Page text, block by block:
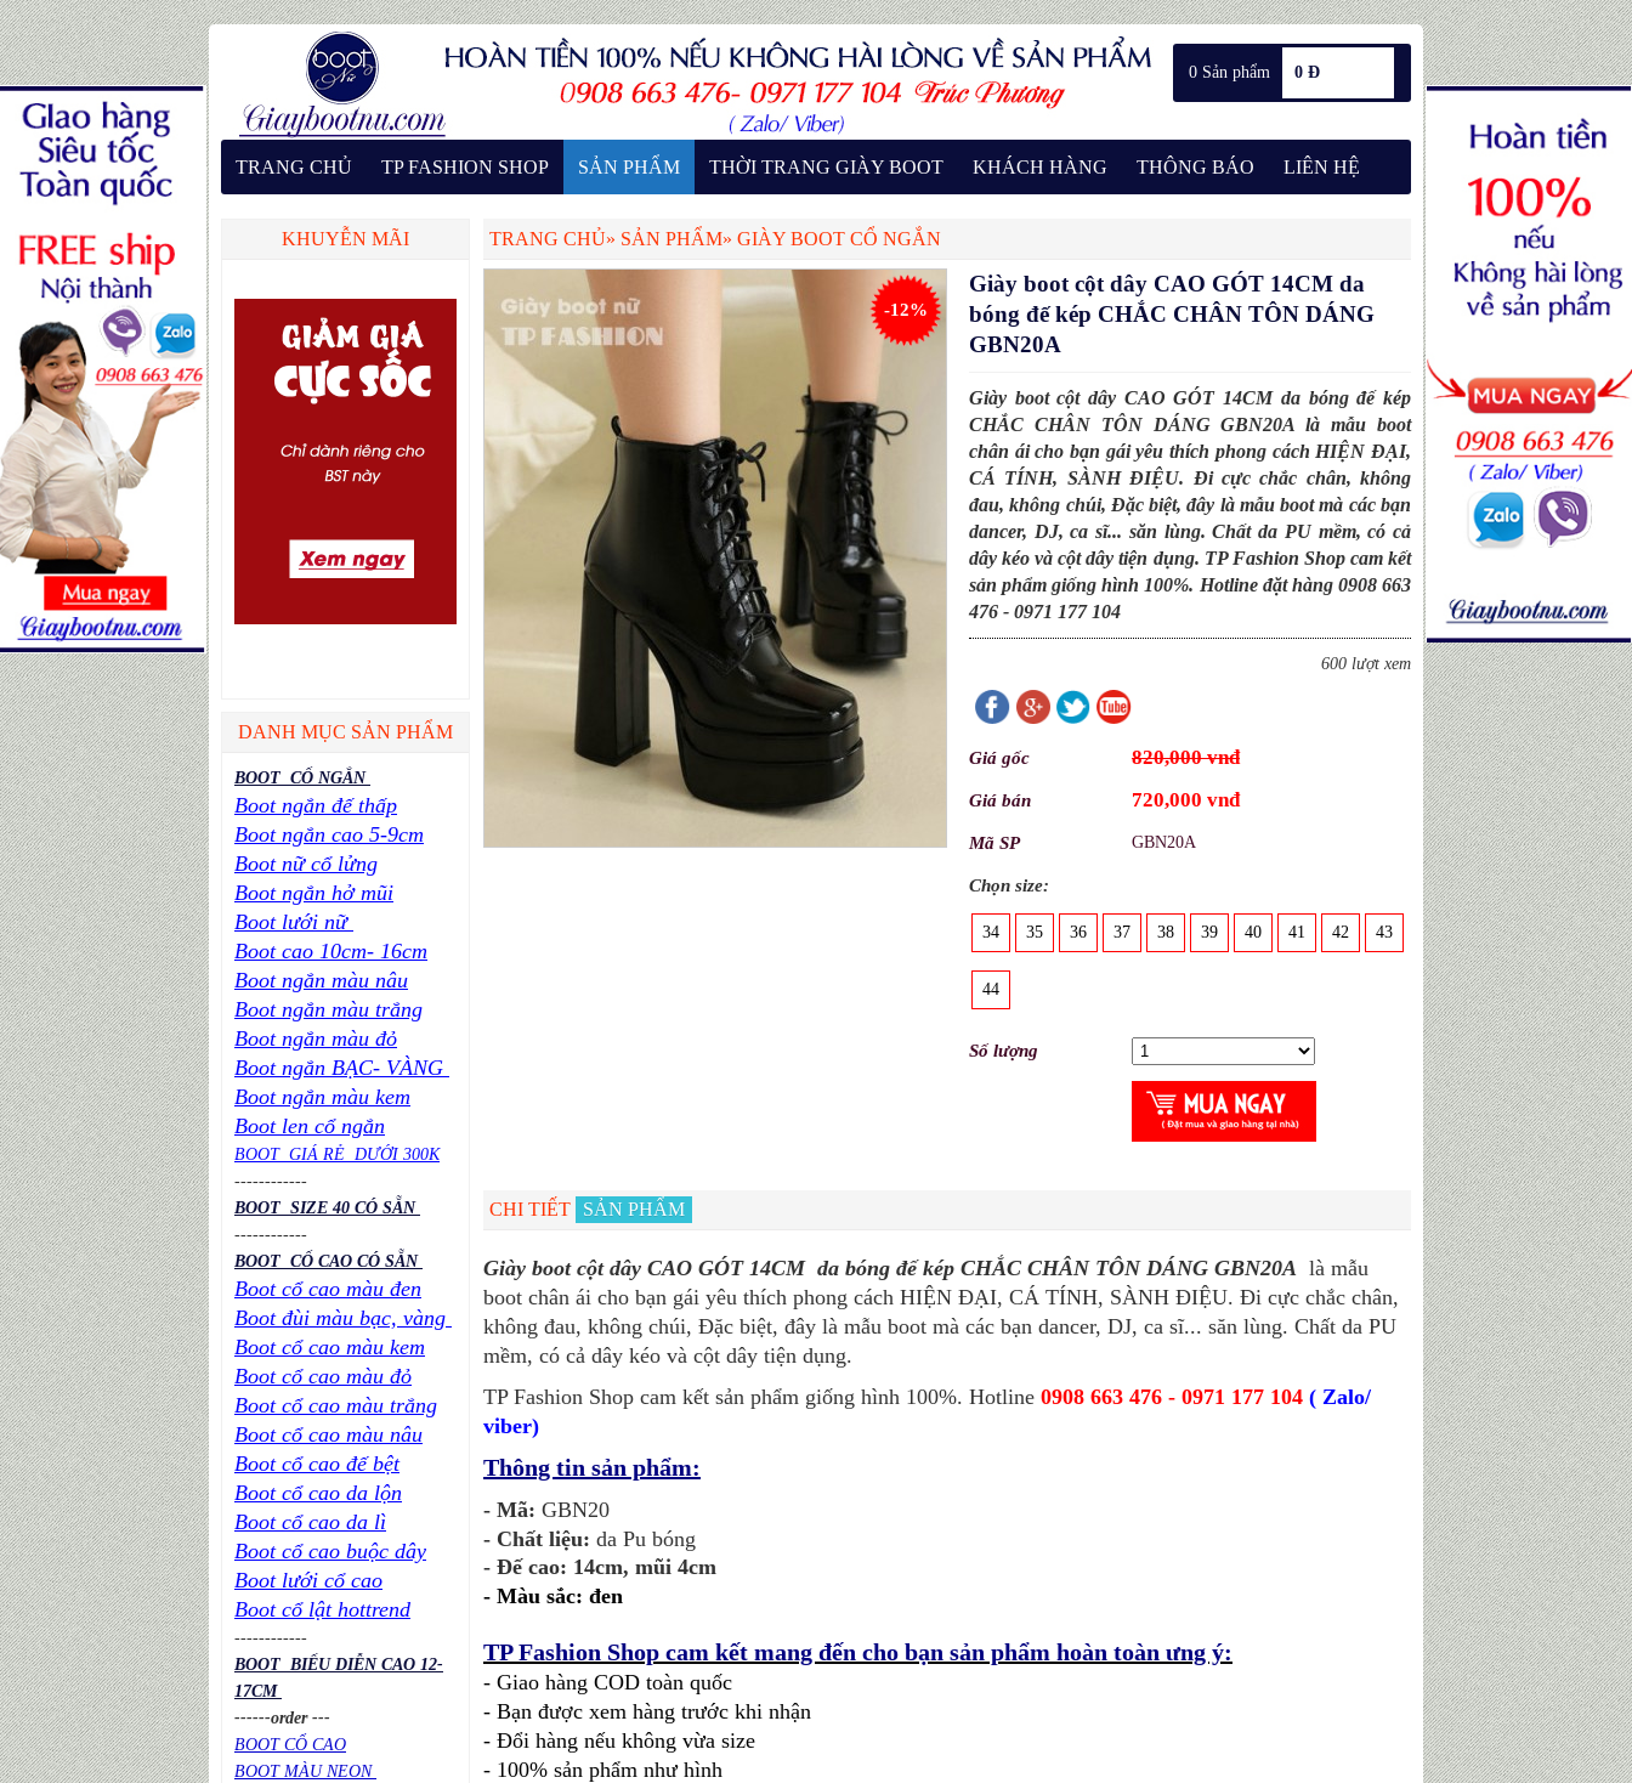
Giày boot cột dây CAO GÓT 14CM da
bóng đế kép CHẮC CHÂN TÔN DÁNG
GBN20A
Giày boot cột dây CAO GÓT 14CM da bóng đế kép
CHẮC CHÂN TÔN DÁNG GBN20A là mẫu boot
chân ái cho bạn gái yêu thích phong cách HIỆN ĐẠI,
CÁ TÍNH, SÀNH ĐIỆU. Đi cực chắc chân, không
đau, không chúi, Đặc biệt, đây là mẫu boot mà các bạn
dancer, DJ, ca sĩ... săn lùng. Chất da PU mềm, có cả
dây kéo và cột dây tiện dụng. TP Fashion Shop cam kết
sản phẩm giống hình 100%. Hotline đặt hàng 0908 663
476 - 0971 177 104
600 lượt xem
Giá gốc 820,000 vnđ
Giá bán 720,000 vnđ
Mã SP GBN20A
Chọn size:
34 35 36 37 38 39 40 41 42 43
44
Số lượng
-12%
CHI TIẾT SẢN PHẨM
Giày boot cột dây CAO GÓT 14CM da bóng đế kép CHẮC CHÂN TÔN DÁNG GBN20A là mẫu
boot chân ái cho bạn gái yêu thích phong cách HIỆN ĐẠI, CÁ TÍNH, SÀNH ĐIỆU. Đi cực chắc chân,
không đau, không chúi, Đặc biệt, đây là mẫu boot mà các bạn dancer, DJ, ca sĩ... săn lùng. Chất da PU
mềm, có cả dây kéo và cột dây tiện dụng.
TP Fashion Shop cam kết sản phẩm giống hình 100%. Hotline 0908 663 476 - 0971 177 104 ( Zalo/
viber)
Thông tin sản phẩm:
- Mã: GBN20
- Chất liệu: da Pu bóng
- Đế cao: 14cm, mũi 4cm
- Màu sắc: đen
TP Fashion Shop cam kết mang đến cho bạn sản phẩm hoàn toàn ưng ý:
- Giao hàng COD toàn quốc
- Bạn được xem hàng trước khi nhận
- Đổi hàng nếu không vừa size
- 100% sản phẩm như hình
TRANG CHỦ» SẢN PHẨM» GIÀY BOOT CỔ NGẮN
KHUYỄN MÃI
DANH MỤC SẢN PHẨM
BOOT CỔ NGẮN
Boot ngắn đế thấp
Boot ngắn cao 5-9cm
Boot nữ cổ lửng
Boot ngắn hở mũi
Boot lưới nữ
Boot cao 10cm- 16cm
Boot ngắn màu nâu
Boot ngắn màu trắng
Boot ngắn màu đỏ
Boot ngắn BẠC- VÀNG
Boot ngắn màu kem
Boot len cổ ngắn
BOOT GIÁ RẺ DƯỚI 300K
------------
BOOT SIZE 40 CÓ SẴN
------------
BOOT CỔ CAO CÓ SẴN
Boot cổ cao màu đen
Boot đùi màu bạc, vàng
Boot cổ cao màu kem
Boot cổ cao màu đỏ
Boot cổ cao màu trắng
Boot cổ cao màu nâu
Boot cổ cao đế bệt
Boot cổ cao da lộn
Boot cổ cao da lì
Boot cổ cao buộc dây
Boot lưới cổ cao
Boot cổ lật hottrend
------------
BOOT BIỂU DIỄN CAO 12-
17CM
------order ---
BOOT CỔ CAO
BOOT MÀU NEON
0 Sản phẩm 0 Đ
TRANG CHỦ TP FASHION SHOP SẢN PHẨM THỜI TRANG GIÀY BOOT KHÁCH HÀNG THÔNG BÁO LIÊN HỆ